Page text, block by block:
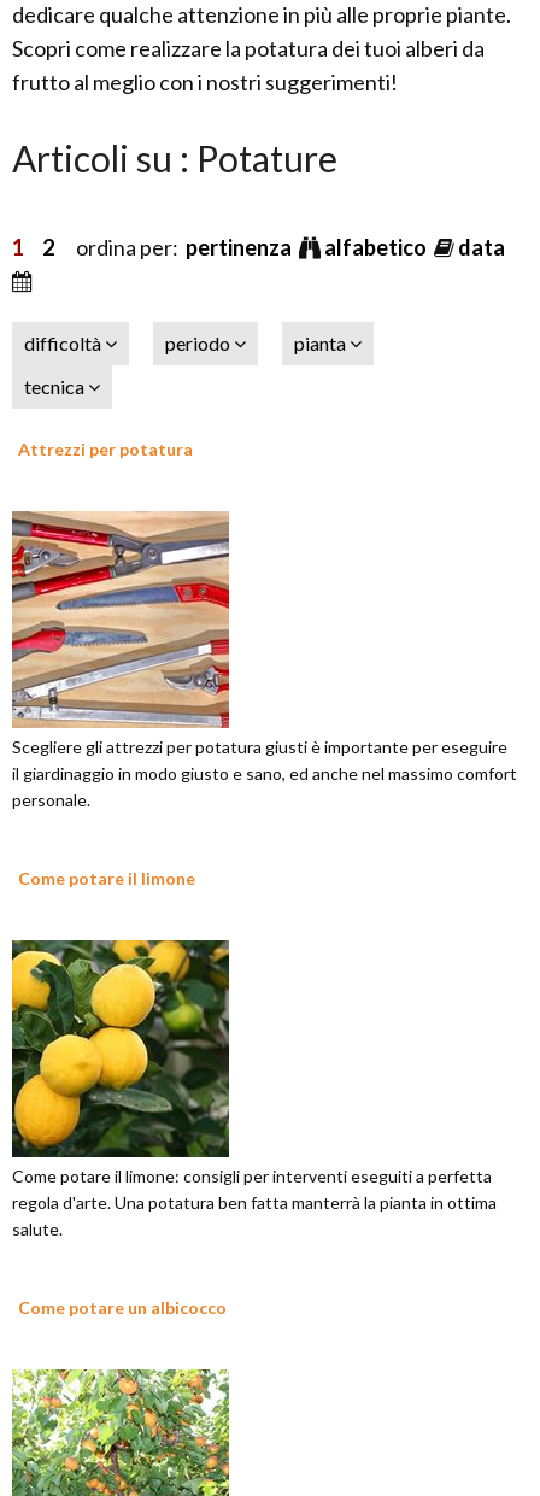
dedicare qualche attenzione in più alle proprie piante.
Scopri come realizzare la potatura dei tuoi alberi da
frutto al meglio con i nostri suggerimenti!
Articoli su : Potature
1 2 ordina per: pertinenza alfabetico data
difficoltà periodo
pianta
tecnica
Attrezzi per potatura
Scegliere gli attrezzi per potatura giusti è importante per eseguire
il giardinaggio in modo giusto e sano, ed anche nel massimo comfort
personale.
Come potare il limone
Come potare il limone: consigli per interventi eseguiti a perfetta
regola d'arte. Una potatura ben fatta manterrà la pianta in ottima
salute.
Come potare un albicocco